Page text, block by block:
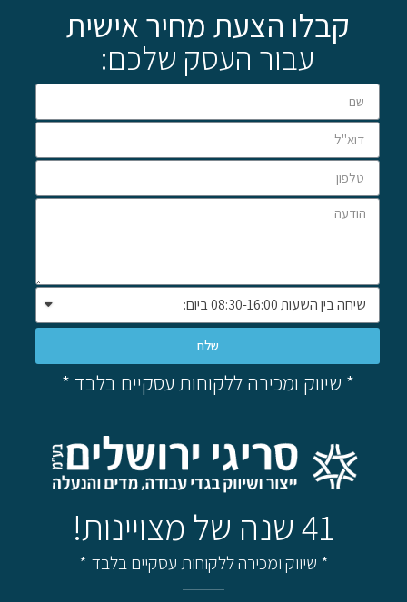
קבלו הצעת מחיר אישית
עבור העסק שלכם:
שלח
* שיווק ומכירה ללקוחות עסקיים בלבד *
41 שנה של מצויינות!
* שיווק ומכירה ללקוחות עסקיים בלבד *